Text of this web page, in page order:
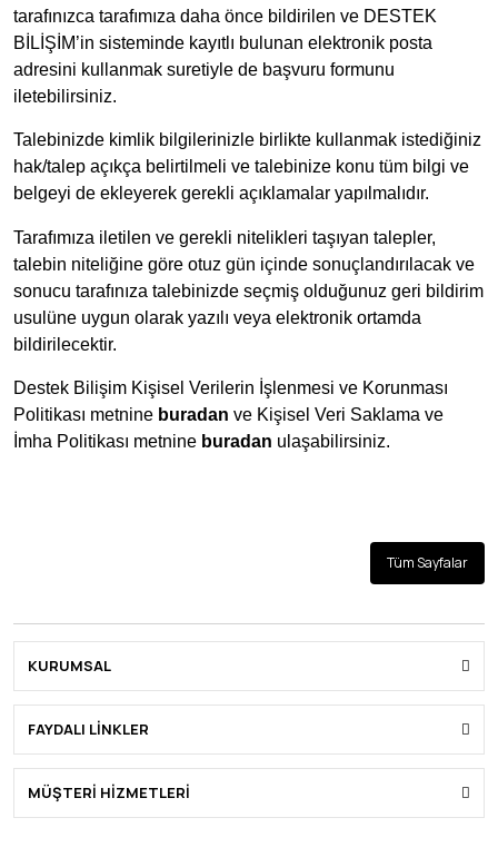
tarafınızca tarafımıza daha önce bildirilen ve DESTEK
BİLİŞİM’in sisteminde kayıtlı bulunan elektronik posta
adresini kullanmak suretiyle de başvuru formunu
iletebilirsiniz.
Talebinizde kimlik bilgilerinizle birlikte kullanmak istediğiniz
hak/talep açıkça belirtilmeli ve talebinize konu tüm bilgi ve
belgeyi de ekleyerek gerekli açıklamalar yapılmalıdır.
Tarafımıza iletilen ve gerekli nitelikleri taşıyan talepler,
talebin niteliğine göre otuz gün içinde sonuçlandırılacak ve
sonucu tarafınıza talebinizde seçmiş olduğunuz geri bildirim
usulüne uygun olarak yazılı veya elektronik ortamda
bildirilecektir.
Destek Bilişim Kişisel Verilerin İşlenmesi ve Korunması
Politikası metnine buradan ve Kişisel Veri Saklama ve
İmha Politikası metnine buradan ulaşabilirsiniz.
Tüm Sayfalar
KURUMSAL
FAYDALI LİNKLER
MÜŞTERİ HİZMETLERİ